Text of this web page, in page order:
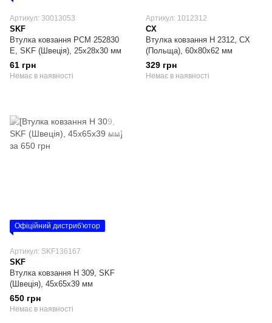
Артикул: 30013053
SKF
Втулка ковзання PCM 252830
E, SKF (Швеція), 25х28х30 мм
61 грн
Немає в наявності
Артикул: 1012312
CX
Втулка ковзання H 2312, CX
(Польща), 60х80х62 мм
329 грн
Немає в наявності
Офіційний дистриб'ютор
Артикул: SKF136167
SKF
Втулка ковзання H 309, SKF
(Швеція), 45х65х39 мм
650 грн
Немає в наявності